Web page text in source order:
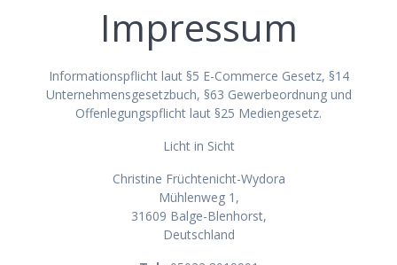
Impressum
Informationspflicht laut §5 E-Commerce Gesetz, §14
Unternehmensgesetzbuch, §63 Gewerbeordnung und
Offenlegungspflicht laut §25 Mediengesetz.
Licht in Sicht
Christine Früchtenicht-Wydora
Mühlenweg 1,
31609 Balge-Blenhorst,
Deutschland